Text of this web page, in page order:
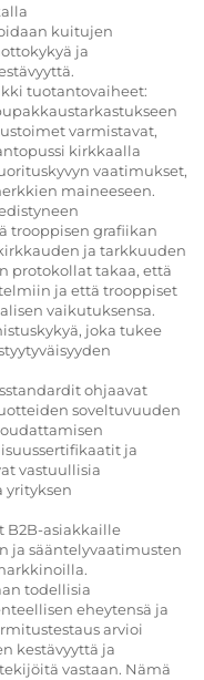
kuitujen
ja
tuotantovaiheet:
varmistavat,
kirkkaalla
vaatimukset,
maineeseen.
trooppisen grafiikan
ja tarkkuuden
protokollat takaa, että
ja että trooppiset
vaikutuksensa.
joka tukee
ohjaavat
soveltuvuuden
ja
vastuullisia
yrityksen
B2B-asiakkaille
ja sääntelyvaatimusten
todellisia
eheytensä ja
arvioi
kestävyyttä ja
vastaan. Nämä